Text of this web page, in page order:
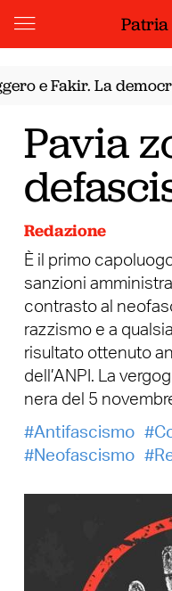
Patria
e Fakir. La
Pavia
Redazione
È il primo
sanzioni
contrasto al
razzismo e a
risultato ottenuto
dell’ANPI. La
nera del 5
Antifascismo
Neofascismo